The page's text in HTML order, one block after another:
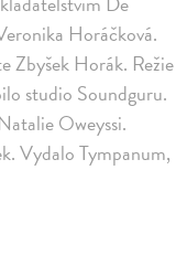
Horáčková.
Zbyšek Horák. Režie
studio Soundguru.
Oweyssi.
Vydalo Tympanum,